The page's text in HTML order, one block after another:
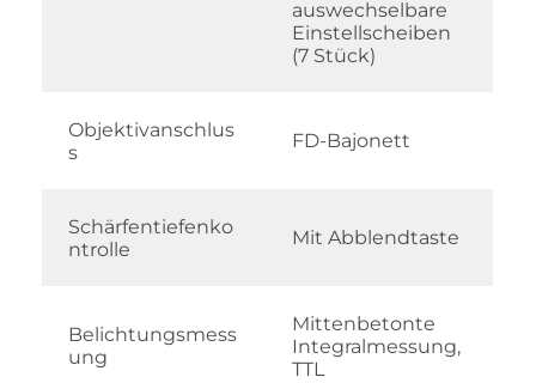
auswechselbare
Einstellscheiben
(7 Stück)
Objektivanschlus
s
FD-Bajonett
Schärfentiefenko
ntrolle
Mit Abblendtaste
Belichtungsmess
ung
Mittenbetonte
Integralmessung,
TTL